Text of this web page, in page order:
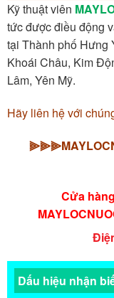
Kỹ thuật viên
tức được điều động
tại Thành phố Hưng
Khoái Châu, Kim
Lâm, Yên Mỹ.
Hãy liên hệ với
Cửa
Dấu hiệu nhận